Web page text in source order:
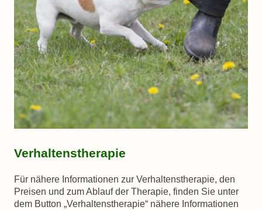
Verhaltenstherapie
Für nähere Informationen zur Verhaltenstherapie, den
Preisen und zum Ablauf der Therapie, finden Sie unter
dem Button „Verhaltenstherapie“ nähere Informationen